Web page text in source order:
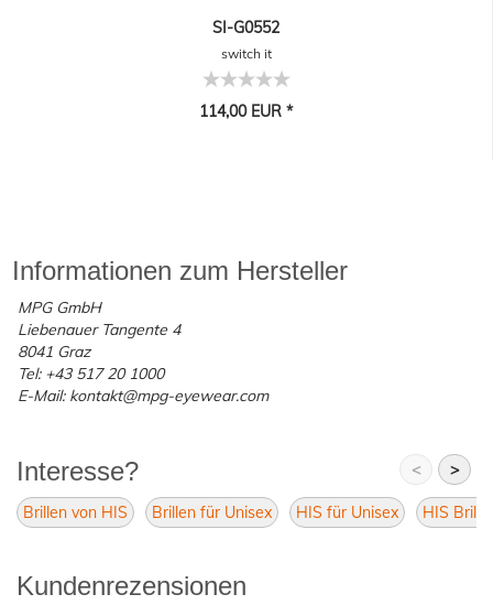
SI-G0552
switch it
114,00 EUR *
Informationen zum Hersteller
MPG GmbH
Liebenauer Tangente 4
8041 Graz
Tel: +43 517 20 1000
E-Mail: kontakt@mpg-eyewear.com
Interesse? < >
Brillen von HIS Brillen für Unisex HIS für Unisex HIS
Kundenrezensionen